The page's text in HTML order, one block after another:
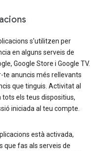
s'utilitzen per
en alguns serveis de
Google Store i Google TV.
anuncis més rellevants
que tinguis. Activitat al
els teus dispositius,
iniciada al teu compte.
està activada,
que fas als serveis de